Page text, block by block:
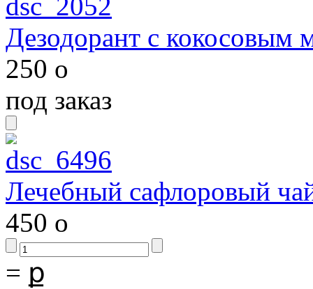
Дезодорант с кокосовым
250 o
под заказ
Лечебный сафлоровый
450 o
= ք